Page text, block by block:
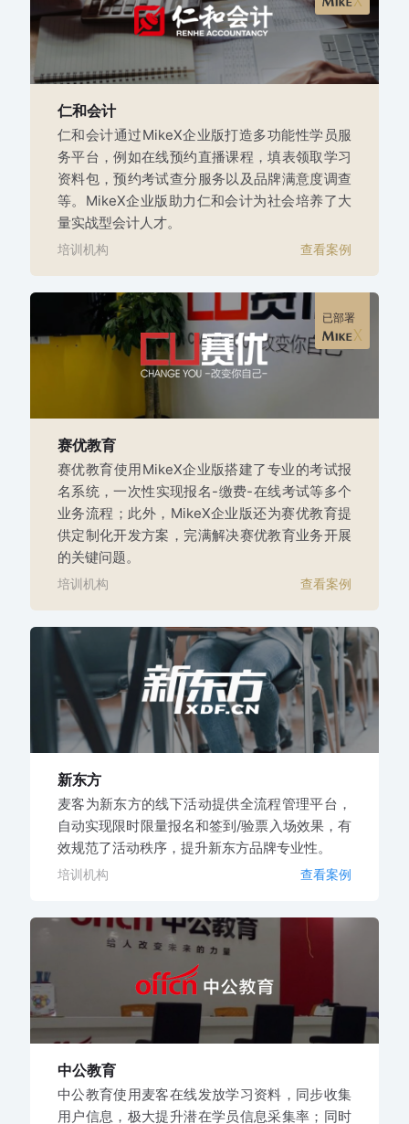
仁和会计
仁和会计通过MikeX企业版打造多功能性学员服
务平台，例如在线预约直播课程，填表领取学习
资料包，预约考试查分服务以及品牌满意度调查
等。MikeX企业版助力仁和会计为社会培养了大
量实战型会计人才。
培训机构 查看案例
已部署
赛优教育
赛优教育使用MikeX企业版搭建了专业的考试报
名系统，一次性实现报名-缴费-在线考试等多个
业务流程；此外，MikeX企业版还为赛优教育提
供定制化开发方案，完满解决赛优教育业务开展
的关键问题。
培训机构 查看案例
新东方
麦客为新东方的线下活动提供全流程管理平台，
自动实现限时限量报名和签到/验票入场效果，有
效规范了活动秩序，提升新东方品牌专业性。
培训机构 查看案例
中公教育
中公教育使用麦客在线发放学习资料，同步收集
用户信息，极大提升潜在学员信息采集率；同时